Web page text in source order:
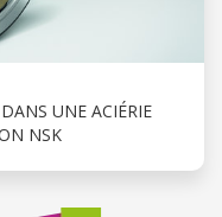
UNE ACIÉRIE
NSK